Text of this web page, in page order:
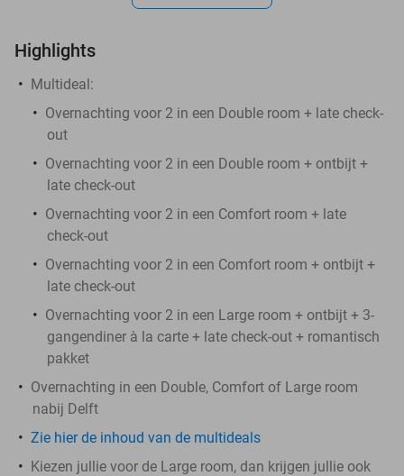
Highlights
Multideal:
Overnachting voor 2 in een Double room + late check-
out
Overnachting voor 2 in een Double room + ontbijt +
late check-out
Overnachting voor 2 in een Comfort room + late
check-out
Overnachting voor 2 in een Comfort room + ontbijt +
late check-out
Overnachting voor 2 in een Large room + ontbijt + 3-
gangendiner à la carte + late check-out + romantisch
pakket
Overnachting in een Double, Comfort of Large room
nabij Delft
Zie hier de inhoud van de multideals
Kiezen jullie voor de Large room, dan krijgen jullie ook